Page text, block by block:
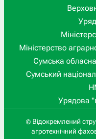
Міністерство
Сумська
Сумський
Урядова
© Відокремлений
агротехнічний